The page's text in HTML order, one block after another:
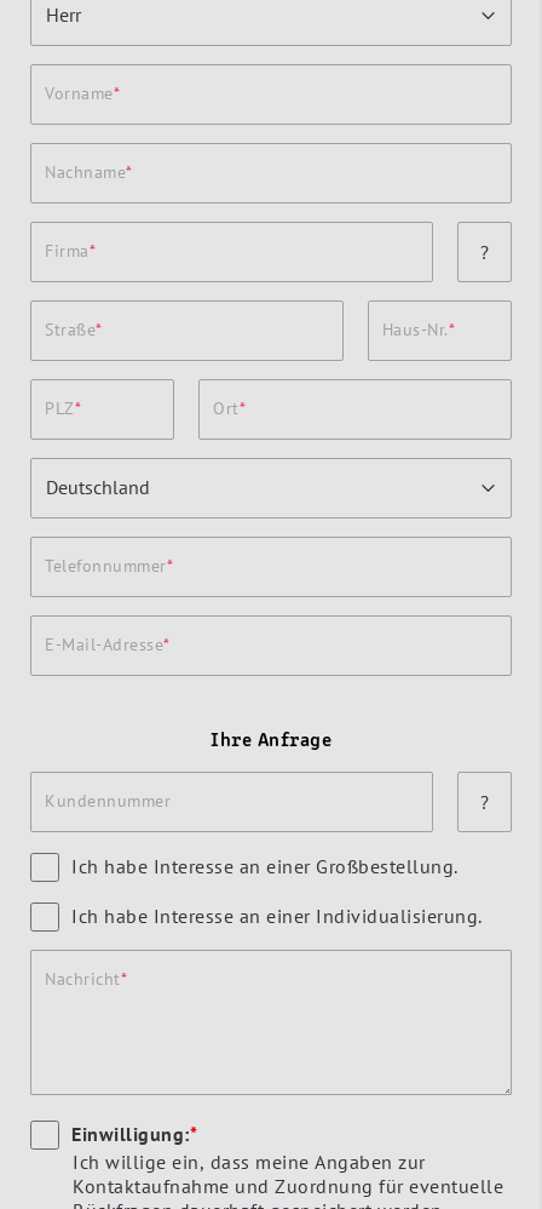
Vorname
Nachname
Firma ?
Straße Haus-Nr.
PLZ Ort
Telefonnummer
E-Mail-Adresse
Ihre Anfrage
Kundennummer ?
Ich habe Interesse an einer Großbestellung.
Ich habe Interesse an einer Individualisierung.
Nachricht
Einwilligung:*
Ich willige ein, dass meine Angaben zur
Kontaktaufnahme und Zuordnung für eventuelle